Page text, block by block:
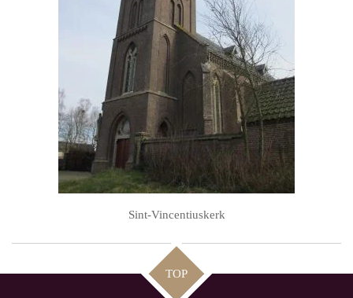
Sint-Vincentiuskerk
TOP